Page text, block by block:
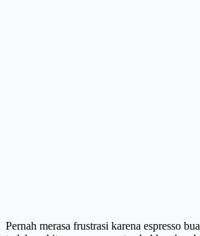
Pernah merasa frustrasi karena espresso